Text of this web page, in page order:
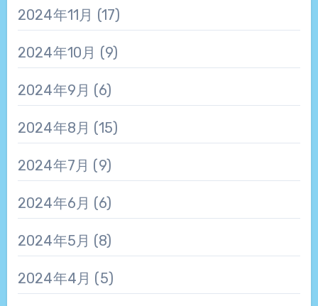
2024年11月 (17)
2024年10月 (9)
2024年9月 (6)
2024年8月 (15)
2024年7月 (9)
2024年6月 (6)
2024年5月 (8)
2024年4月 (5)